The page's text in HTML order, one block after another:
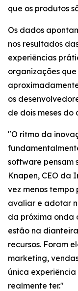
que os produtos
Os dados
nos resultados
experiências
organizações
os
de dois meses do
"O ritmo da
software pensam
Knapen, CEO da
vez menos
avaliar e adotar
da próxima onda
estão na
recursos. Foram
marketing,
única
realmente ter."